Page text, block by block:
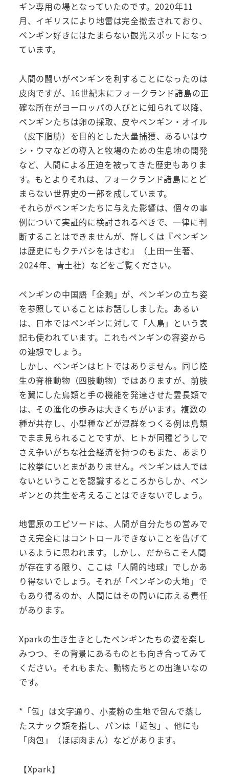
ギン専用の場となっていたのです。2020年11
月、イギリスにより地雷は完全撤去されており、
ペンギン好きにはたまらない観光スポットになっ
ています。
人間の闘いがペンギンを利することになったのは
皮肉ですが、16世紀末にフォークランド諸島の正
確な所在がヨーロッパの人びとに知られて以降、
ペンギンたちは卵の採取、皮やペンギン・オイル
（皮下脂肪）を目的とした大量捕獲、あるいはウ
シ・ウマなどの導入と牧場のための生息地の開発
など、人間による圧迫を被ってきた歴史もありま
す。もとよりそれは、フォークランド諸島にとど
まらない世界史の一部を成しています。
それらがペンギンたちに与えた影響は、個々の事
例について実証的に検討されるべきで、一律に判
断することはできませんが、詳しくは『ペンギン
は歴史にもクチバシをはさむ』（上田一生著、
2024年、青土社）などをご覧ください。
ペンギンの中国語「企鵝」が、ペンギンの立ち姿
を参照していることはお話ししました。あるい
は、日本ではペンギンに対して「人鳥」という表
記も使われています。これもペンギンの容姿から
の連想でしょう。
しかし、ペンギンはヒトではありません。同じ陸
生の脊椎動物（四肢動物）ではありますが、前肢
を翼にした鳥類と手の機能を発達させた霊長類で
は、その進化の歩みは大きくちがいます。複数の
種が共存し、小型種などが混群をつくる例は鳥類
でまま見られることですが、ヒトが同種どうしで
さえ争いがちな社会経済を持つのもまた、あまり
に枚挙にいとまがありません。ペンギンは人では
ないということを認識するところからしか、ペン
ギンとの共生を考えることはできないでしょう。
地雷原のエピソードは、人間が自分たちの営みで
さえ完全にはコントロールできないことを告げて
いるように思われます。しかし、だからこそ人間
が存在する限り、ここは「人間的地球」でしかあ
り得ないでしょう。それが「ペンギンの大地」で
もあり得るのか、人間にはその問いに応える責任
があります。
Xparkの生き生きとしたペンギンたちの姿を楽し
みつつ、その背景にあるものとも向き合ってみて
ください。それもまた、動物たちとの出逢いなの
です。
*「包」は文字通り、小麦粉の生地で包んで蒸し
たスナック類を指し、パンは「麺包」、他にも
「肉包」（ほぼ肉まん）などがあります。
【Xpark】